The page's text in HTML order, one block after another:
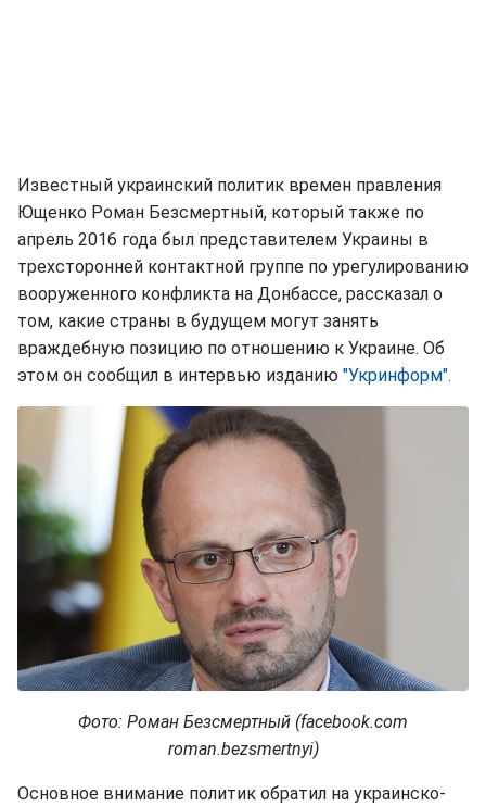
Известный украинский политик времен правления
Ющенко Роман Безсмертный, который также по
апрель 2016 года был представителем Украины в
трехсторонней контактной группе по урегулированию
вооруженного конфликта на Донбассе, рассказал о
том, какие страны в будущем могут занять
враждебную позицию по отношению к Украине. Об
этом он сообщил в интервью изданию "Укринформ".
Фото: Роман Безсмертный (facebook.com
roman.bezsmertnyi)
Основное внимание политик обратил на украинско-